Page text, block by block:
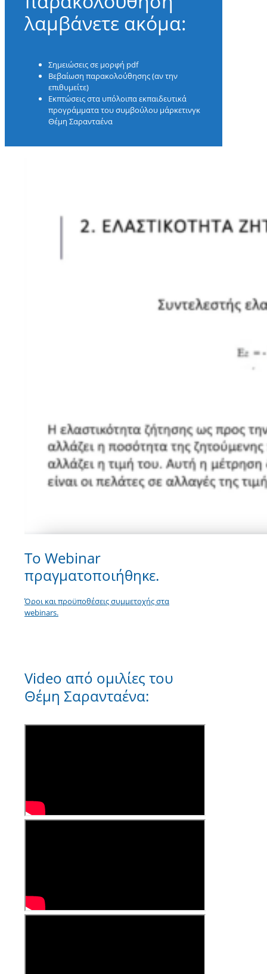
λαμβάνετε ακόμα:
Σημειώσεις σε μορφή pdf
Βεβαίωση παρακολούθησης (αν την
επιθυμείτε)
Εκπτώσεις στα υπόλοιπα εκπαιδευτικά
προγράμματα του συμβούλου μάρκετινγκ
Θέμη Σαρανταένα
Το Webinar
πραγματοποιήθηκε.
Όροι και προϋποθέσεις συμμετοχής στα
webinars.
Video από ομιλίες του
Θέμη Σαρανταένα: